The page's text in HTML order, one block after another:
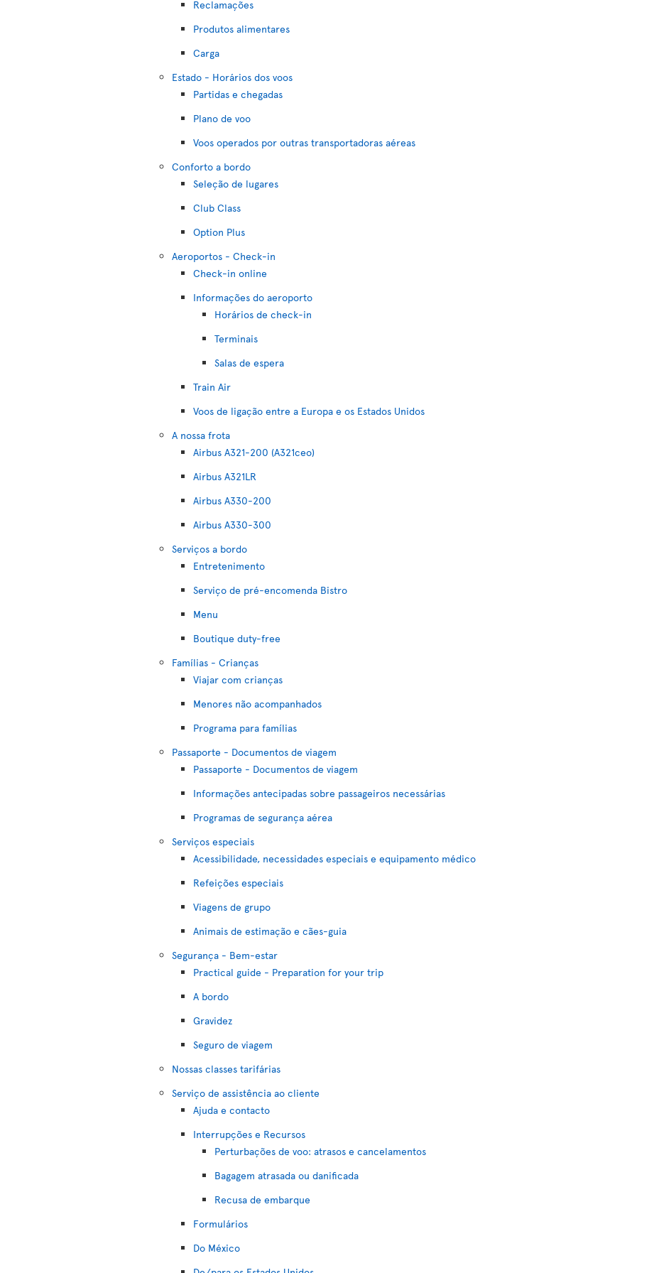
Reclamações
Produtos alimentares
Carga
Estado - Horários dos voos
Partidas e chegadas
Plano de voo
Voos operados por outras transportadoras aéreas
Conforto a bordo
Seleção de lugares
Club Class
Option Plus
Aeroportos - Check-in
Check-in online
Informações do aeroporto
Horários de check-in
Terminais
Salas de espera
Train Air
Voos de ligação entre a Europa e os Estados Unidos
A nossa frota
Airbus A321-200 (A321ceo)
Airbus A321LR
Airbus A330-200
Airbus A330-300
Serviços a bordo
Entretenimento
Serviço de pré-encomenda Bistro
Menu
Boutique duty-free
Famílias - Crianças
Viajar com crianças
Menores não acompanhados
Programa para famílias
Passaporte - Documentos de viagem
Passaporte - Documentos de viagem
Informações antecipadas sobre passageiros necessárias
Programas de segurança aérea
Serviços especiais
Acessibilidade, necessidades especiais e equipamento médico
Refeições especiais
Viagens de grupo
Animais de estimação e cães-guia
Segurança - Bem-estar
Practical guide - Preparation for your trip
A bordo
Gravidez
Seguro de viagem
Nossas classes tarifárias
Serviço de assistência ao cliente
Ajuda e contacto
Interrupções e Recursos
Perturbações de voo: atrasos e cancelamentos
Bagagem atrasada ou danificada
Recusa de embarque
Formulários
Do México